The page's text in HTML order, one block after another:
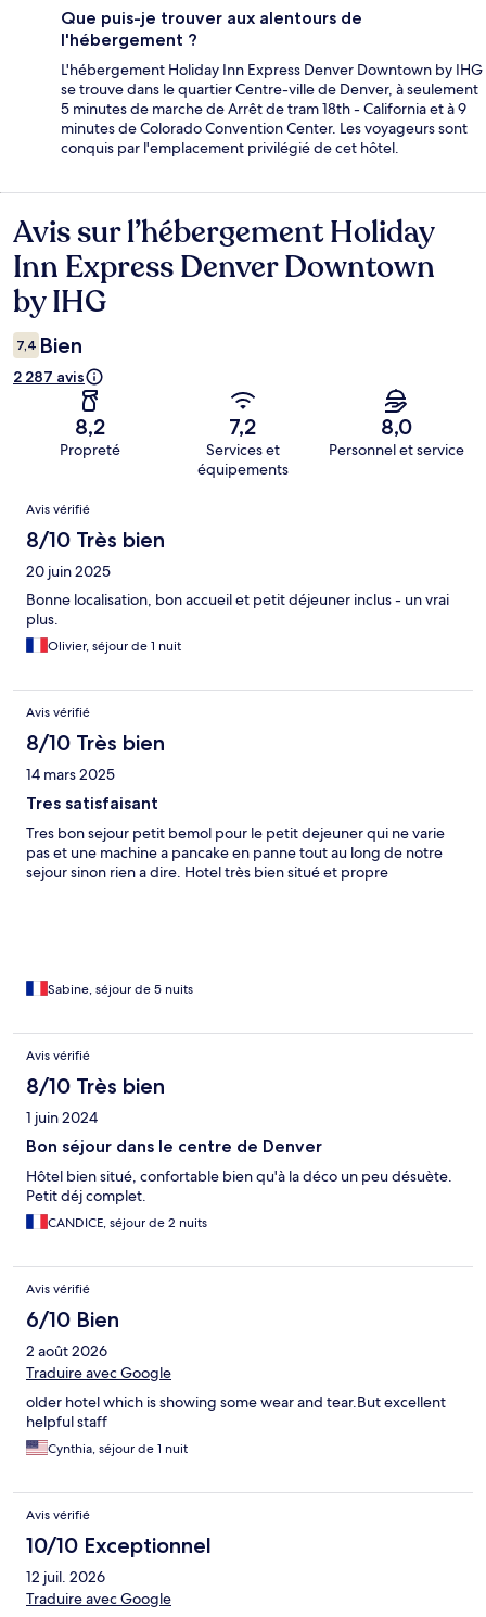
Que puis-je trouver aux alentours de
l'hébergement ?
L'hébergement Holiday Inn Express Denver Downtown by IHG
se trouve dans le quartier Centre-ville de Denver, à seulement
5 minutes de marche de Arrêt de tram 18th - California et à 9
minutes de Colorado Convention Center. Les voyageurs sont
conquis par l'emplacement privilégié de cet hôtel.
Avis
Avis sur l’hébergement Holiday
Inn Express Denver Downtown
by IHG
7,4 Bien
2 287 avis
8,2
Propreté
7,2
Services et
équipements
8,0
Personnel et service
Avis
Avis vérifié
8/10 Très bien
20 juin 2025
Bonne localisation, bon accueil et petit déjeuner inclus - un vrai
plus.
Olivier, séjour de 1 nuit
Avis vérifié
8/10 Très bien
14 mars 2025
Tres satisfaisant
Tres bon sejour petit bemol pour le petit dejeuner qui ne varie
pas et une machine a pancake en panne tout au long de notre
sejour sinon rien a dire. Hotel très bien situé et propre
Sabine, séjour de 5 nuits
Avis vérifié
8/10 Très bien
1 juin 2024
Bon séjour dans le centre de Denver
Hôtel bien situé, confortable bien qu'à la déco un peu désuète.
Petit déj complet.
CANDICE, séjour de 2 nuits
Avis vérifié
6/10 Bien
2 août 2026
Traduire avec Google
older hotel which is showing some wear and tear.But excellent
helpful staff
Cynthia, séjour de 1 nuit
Avis vérifié
10/10 Exceptionnel
12 juil. 2026
Traduire avec Google